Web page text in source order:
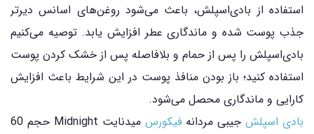
استفاده از بادی‌اسپلش، باعث می‌شود روغن‌های اسانس دیرتر
جذب پوست شده و ماندگاری عطر افزایش یابد. توصیه می‌کنیم
بادی‌اسپلش را پس از حمام و بلافاصله پس از خشک کردن پوست
استفاده کنید؛ باز بودن منافذ پوست در این شرایط باعث افزایش
کارایی و ماندگاری محصل می‌شود.
بادی اسپلشجیبی مردانهفیکورس
میدنایت Midnight حجم 60